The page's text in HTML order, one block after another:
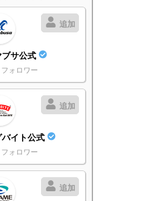
追加
ブサ公式
フォロワー
追加
バイト公式
フォロワー
追加